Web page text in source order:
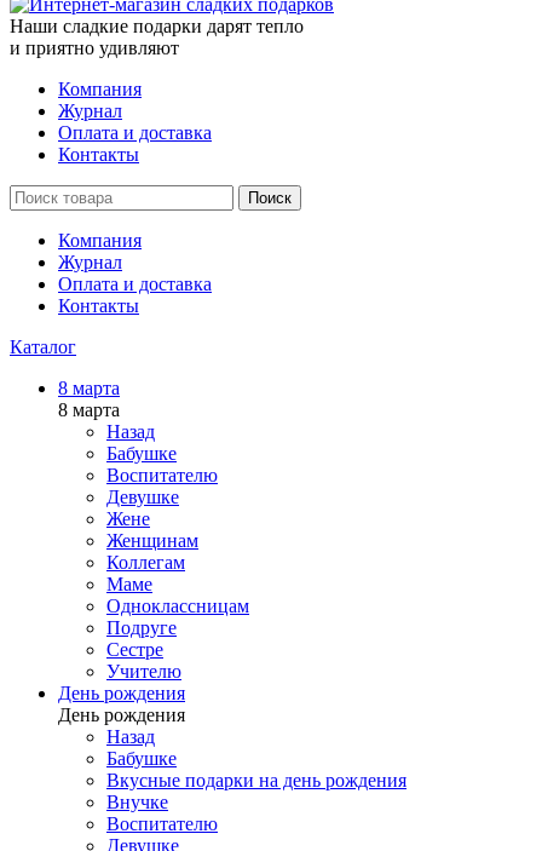
Наши сладкие подарки дарят тепло
и приятно удивляют
Компания
Журнал
Оплата и доставка
Контакты
Поиск
Компания
Журнал
Оплата и доставка
Контакты
Каталог
8 марта
8 марта
Назад
Бабушке
Воспитателю
Девушке
Жене
Женщинам
Коллегам
Маме
Одноклассницам
Подруге
Сестре
Учителю
День рождения
День рождения
Назад
Бабушке
Вкусные подарки на день рождения
Внучке
Воспитателю
Девушке